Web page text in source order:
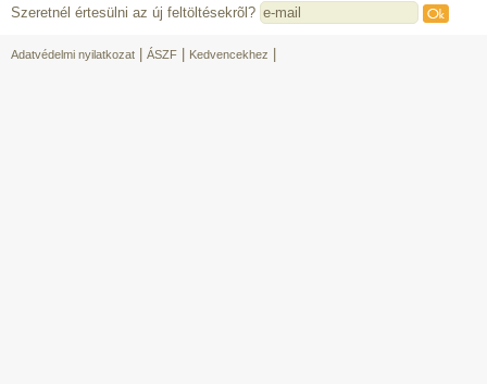
Szeretnél értesülni az új feltöltésekrõl?
Adatvédelmi nyilatkozat ÁSZF Kedvencekhez